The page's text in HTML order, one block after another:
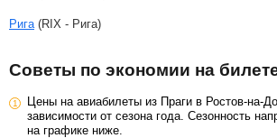
Рига (RIX - Рига)
Советы по экономии на
Цены на авиабилеты из Праги в Ростов-на-
зависимости от сезона года. Сезонность
на графике ниже.